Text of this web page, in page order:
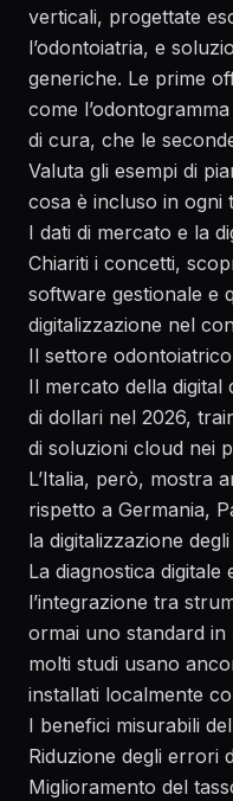
verticali, progettate
l’odontoiatria, e
generiche. Le prime
come
di cura, che le
Valuta gli esempi di
cosa è incluso in ogni
I dati di mercato e la
Chiariti i concetti,
software gestionale e
digitalizzazione nel
Il settore
Il mercato della digital
di dollari nel 2026,
di soluzioni cloud nei
L’Italia, però, mostra
rispetto a Germania,
la digitalizzazione
La diagnostica digitale
l’integrazione tra
ormai uno standard in
molti studi usano
installati localmente
I benefici misurabili
Riduzione degli errori
Miglioramento del